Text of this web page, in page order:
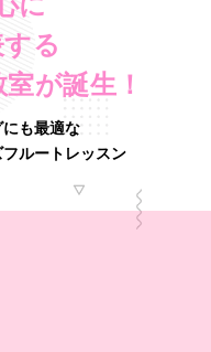
る
が誕生！
も最適な
ルートレッスン